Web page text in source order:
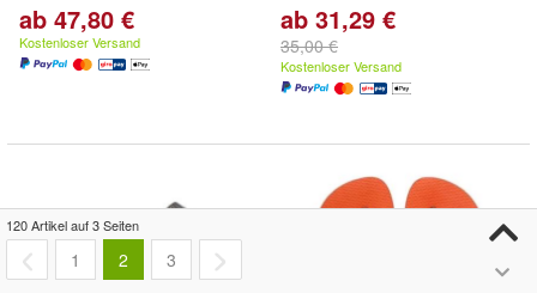
ab 47,80 €
Kostenloser Versand
ab 31,29 €
35,00 €
Kostenloser Versand
120 Artikel auf 3 Seiten
1 2 3